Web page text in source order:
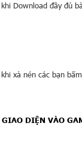
khi Download đầy đủ
khi xả nén các bạn
DIỆN VÀO